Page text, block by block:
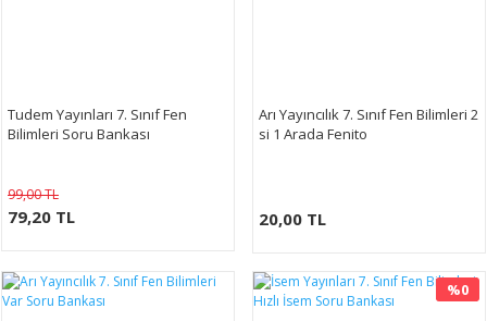
Tudem Yayınları 7. Sınıf Fen
Bilimleri Soru Bankası
99,00 TL
79,20 TL
Arı Yayıncılık 7. Sınıf Fen Bilimleri 2
si 1 Arada Fenito
20,00 TL
%0